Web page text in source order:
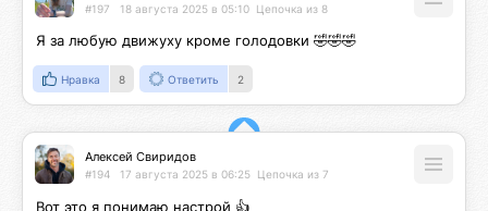
#197 18 августа 2025 в 05:10 Цепочка из 8
Я за любую движуху кроме голодовки 🤣🤣🤣
Нравка 8 Ответить 2
Алексей Свиридов
#194 17 августа 2025 в 06:25 Цепочка из 7
Вот это я понимаю настрой 👍